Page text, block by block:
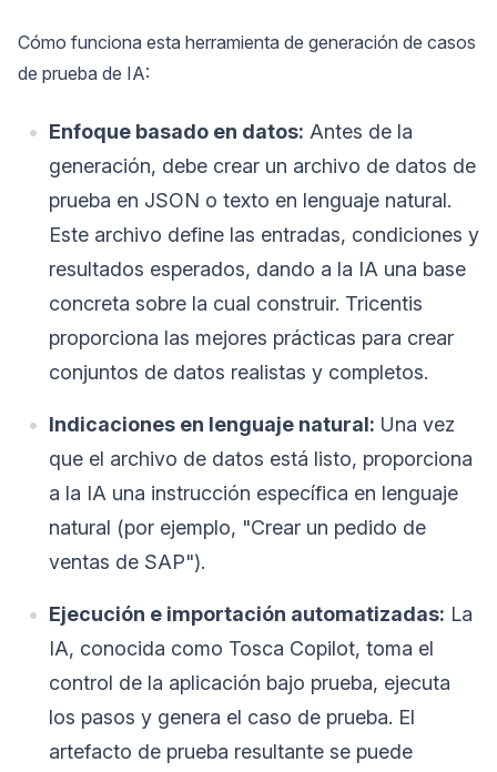
Cómo funciona esta herramienta de generación de casos
de prueba de IA:
Enfoque basado en datos: Antes de la
generación, debe crear un archivo de datos de
prueba en JSON o texto en lenguaje natural.
Este archivo define las entradas, condiciones y
resultados esperados, dando a la IA una base
concreta sobre la cual construir. Tricentis
proporciona las mejores prácticas para crear
conjuntos de datos realistas y completos.
Indicaciones en lenguaje natural: Una vez
que el archivo de datos está listo, proporciona
a la IA una instrucción específica en lenguaje
natural (por ejemplo, "Crear un pedido de
ventas de SAP").
Ejecución e importación automatizadas: La
IA, conocida como Tosca Copilot, toma el
control de la aplicación bajo prueba, ejecuta
los pasos y genera el caso de prueba. El
artefacto de prueba resultante se puede